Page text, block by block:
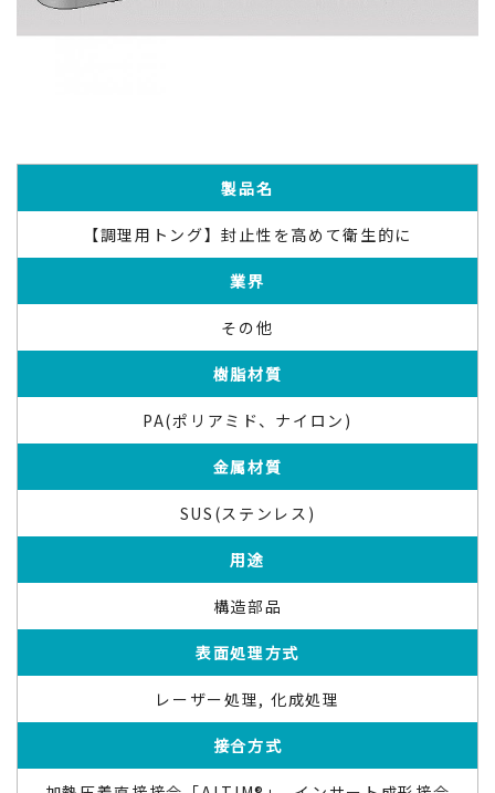
製品名
【調理用トング】封止性を高めて衛生的に
業界
その他
樹脂材質
PA(ポリアミド、ナイロン)
金属材質
SUS(ステンレス)
用途
構造部品
表面処理方式
レーザー処理, 化成処理
接合方式